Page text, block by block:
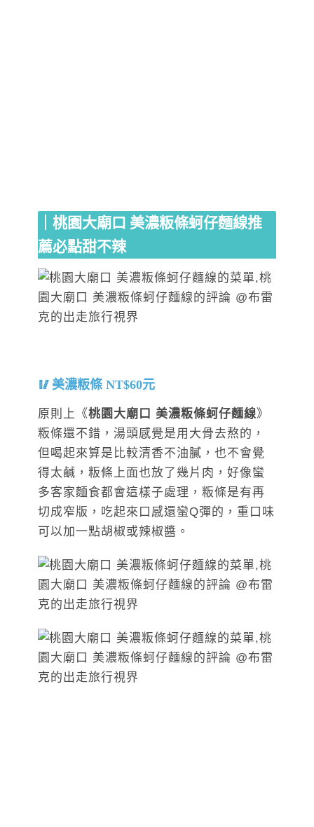
｜桃園大廟口 美濃粄條蚵仔麵線推
薦必點甜不辣
美濃粄條 NT$60元
原則上《桃園大廟口 美濃粄條蚵仔麵線》
粄條還不錯，湯頭感覺是用大骨去熬的，
但喝起來算是比較清香不油膩，也不會覺
得太鹹，粄條上面也放了幾片肉，好像蠻
多客家麵食都會這樣子處理，粄條是有再
切成窄版，吃起來口感還蠻Q彈的，重口味
可以加一點胡椒或辣椒醬。